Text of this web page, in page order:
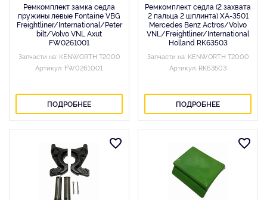
Ремкомплект замка седла
пружины левые Fontaine VBG
Freightliner/International/Peter
bilt/Volvo VNL Axut
FW0261001
Запчасти на: KENWORTH T2000
Артикул: FW0261001
ПОДРОБНЕЕ
Ремкомплект седла (2 захвата
2 пальца 2 шплинта) XA-3501
Mercedes Benz Actros/Volvo
VNL/Freightliner/International
Holland RK63503
Запчасти на: KENWORTH T2000
Артикул: RK63503
ПОДРОБНЕЕ